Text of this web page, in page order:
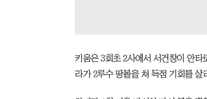
키움은 3회초 2사에서 서건창이 안
라가 2루수 땅볼을 쳐 득점 기회를 살